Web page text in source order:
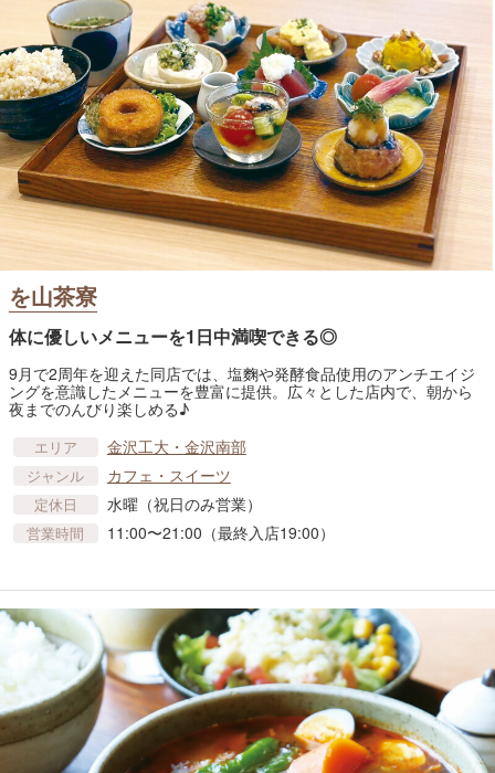
を山茶寮
体に優しいメニューを1日中満喫できる◎
9月で2周年を迎えた同店では、塩麴や発酵食品使用のアンチエイジ
ングを意識したメニューを豊富に提供。広々とした店内で、朝から
夜までのんびり楽しめる♪
エリア 金沢工大・金沢南部
ジャンル カフェ・スイーツ
定休日 水曜（祝日のみ営業）
営業時間 11:00〜21:00（最終入店19:00）